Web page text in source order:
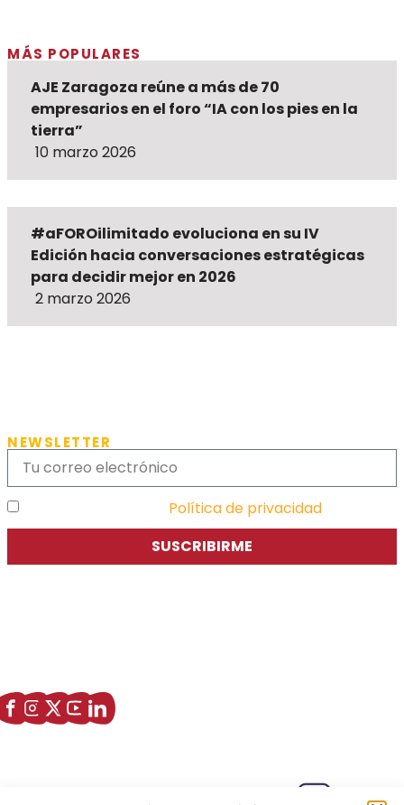
MÁS POPULARES
AJE Zaragoza reúne a más de 70
empresarios en el foro “IA con los pies en la
tierra”
10 marzo 2026
#aFOROilimitado evoluciona en su IV
Edición hacia conversaciones estratégicas
para decidir mejor en 2026
2 marzo 2026
NEWSLETTER
Política de privacidad
SUSCRIBIRME